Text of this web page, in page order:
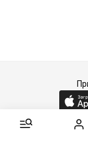
2015-2026 ©